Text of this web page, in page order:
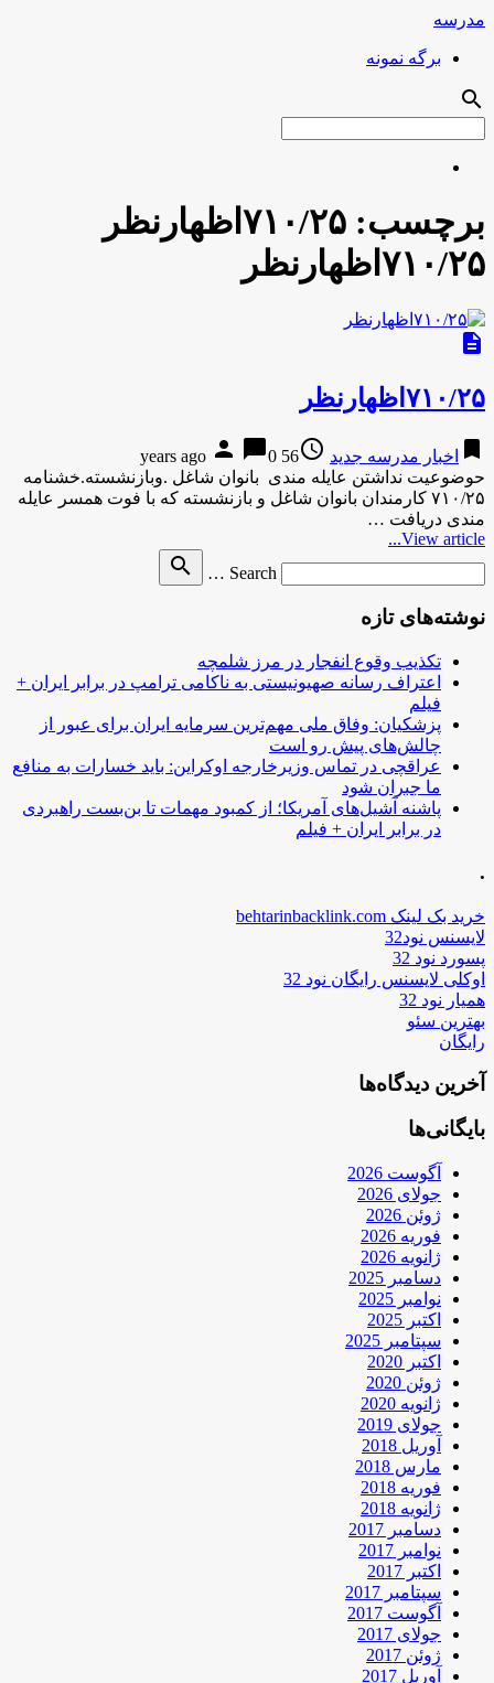
مدرسه
برگه نمونه
search
برچسب:
۷۱۰/۲۵اظهارنظر
۷۱۰/۲۵اظهارنظر
description
۷۱۰/۲۵اظهارنظر
bookmark اخبار مدرسه جدید access_time
56 years ago
person chat_bubble0
حوضوعیت نداشتن عایله مندی بانوان شاغل .وبازنشسته.خشنامه
۷۱۰/۲۵ کارمندان بانوان شاغل و بازنشسته که با فوت همسر عایله
مندی دریافت …
View article...
Search …
search
نوشته‌های تازه
تکذیب وقوع انفجار در مرز شلمچه
اعتراف رسانه صهیونیستی به ناکامی ترامپ در برابر ایران +
فیلم
پزشکیان: وفاق ملی مهم‌ترین سرمایه ایران برای عبور از
چالش‌های پیش رو است
عراقچی در تماس وزیرخارجه اوکراین: باید خسارات به منافع
ما جبران شود
پاشنه آشیل‌های آمریکا؛ از کمبود مهمات تا بن‌بست راهبردی
در برابر ایران + فیلم
.
خرید بک لینک behtarinbacklink.com
لایسنس نود32
پسورد نود 32
اوکلی لایسنس رایگان نود 32
همیار نود 32
بهترین سئو
رایگان
آخرین دیدگاه‌ها
بایگانی‌ها
آگوست 2026
جولای 2026
ژوئن 2026
فوریه 2026
ژانویه 2026
دسامبر 2025
نوامبر 2025
اکتبر 2025
سپتامبر 2025
اکتبر 2020
ژوئن 2020
ژانویه 2020
جولای 2019
آوریل 2018
مارس 2018
فوریه 2018
ژانویه 2018
دسامبر 2017
نوامبر 2017
اکتبر 2017
سپتامبر 2017
آگوست 2017
جولای 2017
ژوئن 2017
آوریل 2017